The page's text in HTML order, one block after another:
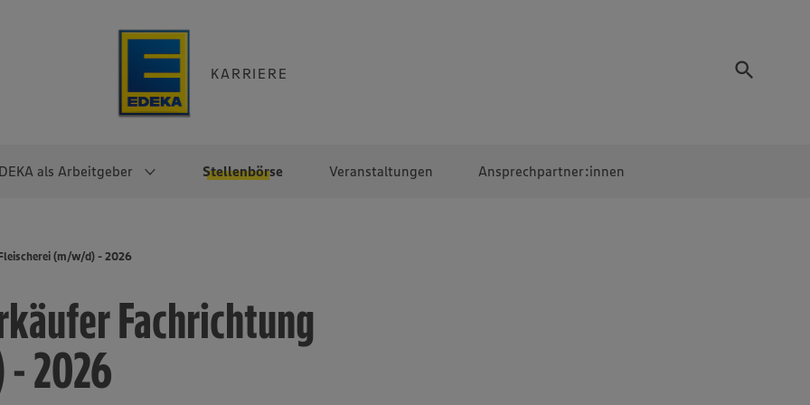
KARRIERE
als Arbeitgeber Stellenbörse Veranstaltungen Ansprechpartner:innen
Direkteinstieg
Noch Fragen?
Selbstständig mit EDEKA
Überblick
EDEKA Fruchtkontor
EDEKA Foodservice
EDEKA-
(m/w/d) - 2026
Fachrichtung
- 2026